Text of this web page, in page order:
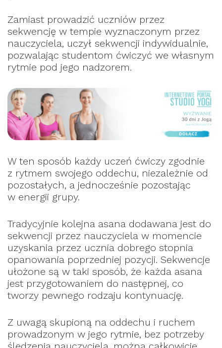
Zamiast prowadzić uczniów przez
sekwencję w tempie wyznaczonym przez
nauczyciela, uczył sekwencji indywidualnie,
pozwalając studentom ćwiczyć we własnym
rytmie pod jego nadzorem.
W ten sposób każdy uczeń ćwiczy zgodnie
z rytmem swojego oddechu, niezależnie od
pozostałych, a jednocześnie pozostając
w energii grupy.
Tradycyjnie kolejna asana dodawana jest do
sekwencji przez nauczyciela w momencie
uzyskania przez ucznia dobrego stopnia
opanowania poprzedniej pozycji. Sekwencje
ułożone są w taki sposób, że każda asana
jest przygotowaniem do następnej, co
tworzy pewnego rodzaju kontynuację.
Z uwagą skupioną na oddechu i ruchem
prowadzonym w jego rytmie, bez potrzeby